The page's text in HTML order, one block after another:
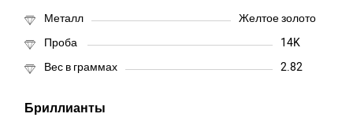
Металл
Желтое золото
Проба
14K
Вес в граммах
2.82
Бриллианты